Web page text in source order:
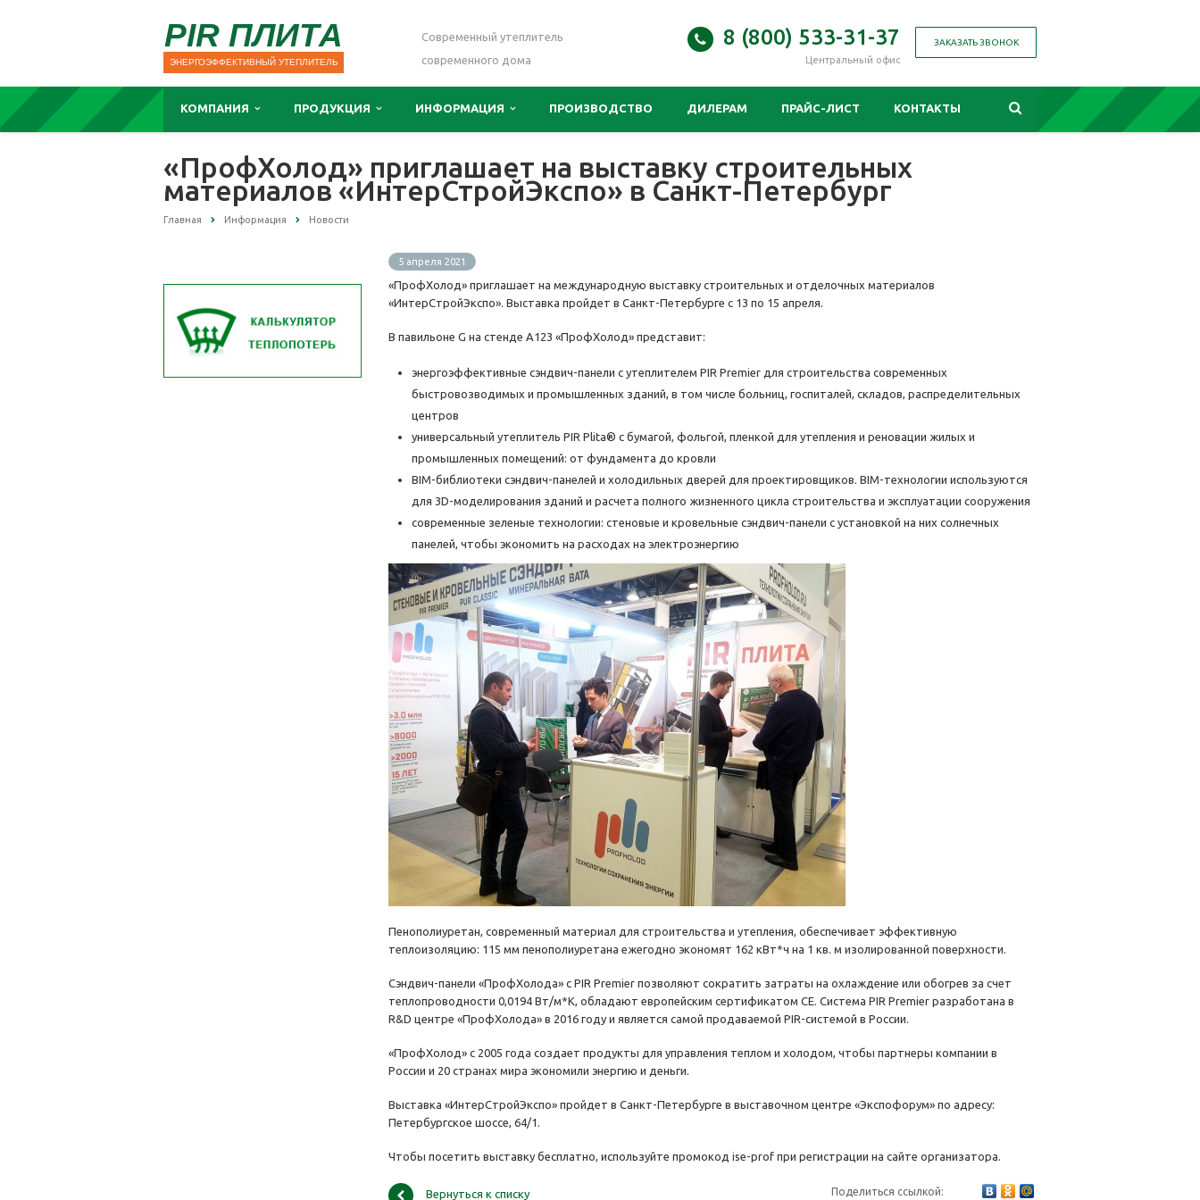
PIR ПЛИТА
ЭНЕРГОЭФФЕКТИВНЫЙ УТЕПЛИТЕЛЬ
Современный утеплитель
современного дома
ЗАКАЗАТЬ ЗВОНОК
8 (800) 533-31-37
Центральный офис
КОМПАНИЯ ПРОДУКЦИЯ ИНФОРМАЦИЯ ПРОИЗВОДСТВО ДИЛЕРАМ ПРАЙС-ЛИСТ КОНТАКТЫ
«ПрофХолод» приглашает на выставку строительных
материалов «ИнтерСтройЭкспо» в Санкт-Петербург
Главная Информация Новости
5 апреля 2021
«ПрофХолод» приглашает на международную выставку строительных и отделочных материалов
«ИнтерСтройЭкспо». Выставка пройдет в Санкт-Петербурге с 13 по 15 апреля.
В павильоне G на стенде А123 «ПрофХолод» представит:
энергоэффективные сэндвич-панели с утеплителем PIR Premier для строительства современных
быстровозводимых и промышленных зданий, в том числе больниц, госпиталей, складов, распределительных
центров
универсальный утеплитель PIR Plita® с бумагой, фольгой, пленкой для утепления и реновации жилых и
промышленных помещений: от фундамента до кровли
BIM-библиотеки сэндвич-панелей и холодильных дверей для проектировщиков. BIM-технологии используются
для 3D-моделирования зданий и расчета полного жизненного цикла строительства и эксплуатации сооружения
современные зеленые технологии: стеновые и кровельные сэндвич-панели с установкой на них солнечных
панелей, чтобы экономить на расходах на электроэнергию
Пенополиуретан, современный материал для строительства и утепления, обеспечивает эффективную
теплоизоляцию: 115 мм пенополиуретана ежегодно экономят 162 кВт*ч на 1 кв. м изолированной поверхности.
Сэндвич-панели «ПрофХолода» с PIR Premier позволяют сократить затраты на охлаждение или обогрев за счет
теплопроводности 0,0194 Вт/м*К, обладают европейским сертификатом СЕ. Система PIR Premier разработана в
R&D центре «ПрофХолода» в 2016 году и является самой продаваемой PIR-системой в России.
«ПрофХолод» с 2005 года создает продукты для управления теплом и холодом, чтобы партнеры компании в
России и 20 странах мира экономили энергию и деньги.
Выставка «ИнтерСтройЭкспо» пройдет в Санкт-Петербурге в выставочном центре «Экспофорум» по адресу:
Петербургское шоссе, 64/1.
Чтобы посетить выставку бесплатно, используйте промокод ise-prof при регистрации на сайте организатора.
Поделиться ссылкой:
Вернуться к списку